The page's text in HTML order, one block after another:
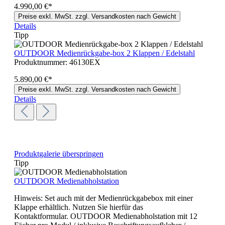
4.990,00 €*
Preise exkl. MwSt. zzgl. Versandkosten nach Gewicht
Details
Tipp
OUTDOOR Medienrückgabe-box 2 Klappen / Edelstahl
Produktnummer: 46130EX
5.890,00 €*
Preise exkl. MwSt. zzgl. Versandkosten nach Gewicht
Details
Produktgalerie überspringen
Tipp
OUTDOOR Medienabholstation
Hinweis: Set auch mit der Medienrückgabebox mit einer
Klappe erhältlich. Nutzen Sie hierfür das
Kontaktformular. OUTDOOR Medienabholstation mit 12